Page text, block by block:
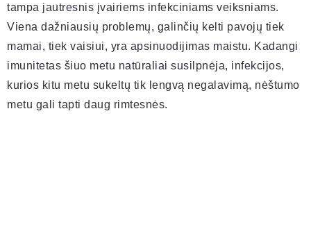
tampa jautresnis įvairiems infekciniams veiksniams.
Viena dažniausių problemų, galinčių kelti pavojų tiek
mamai, tiek vaisiui, yra apsinuodijimas maistu. Kadangi
imunitetas šiuo metu natūraliai susilpnėja, infekcijos,
kurios kitu metu sukeltų tik lengvą negalavimą, nėštumo
metu gali tapti daug rimtesnės.